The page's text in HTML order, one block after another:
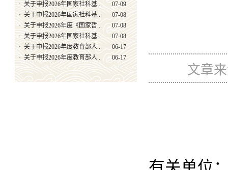
· 关于申报2026年国家社科基...
07-09
· 关于申报2026年国家社科基...
07-08
· 关于申报2026年度《国家哲...
07-08
· 关于申报2026年国家社科基...
07-08
· 关于申报2026年度教育部人...
06-17
· 关于申报2026年度教育部人... 06-17
文章